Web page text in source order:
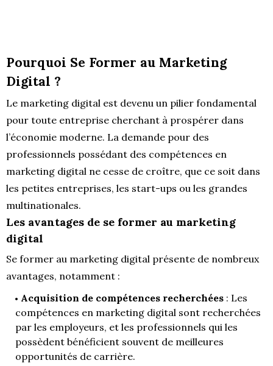
Pourquoi Se Former au Marketing
Digital ?
Le marketing digital est devenu un pilier fondamental
pour toute entreprise cherchant à prospérer dans
l’économie moderne. La demande pour des
professionnels possédant des compétences en
marketing digital ne cesse de croître, que ce soit dans
les petites entreprises, les start-ups ou les grandes
multinationales.
Les avantages de se former au marketing
digital
Se former au marketing digital présente de nombreux
avantages, notamment :
Acquisition de compétences recherchées : Les
compétences en marketing digital sont recherchées
par les employeurs, et les professionnels qui les
possèdent bénéficient souvent de meilleures
opportunités de carrière.